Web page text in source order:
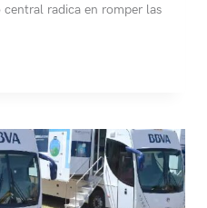
radica en romper las